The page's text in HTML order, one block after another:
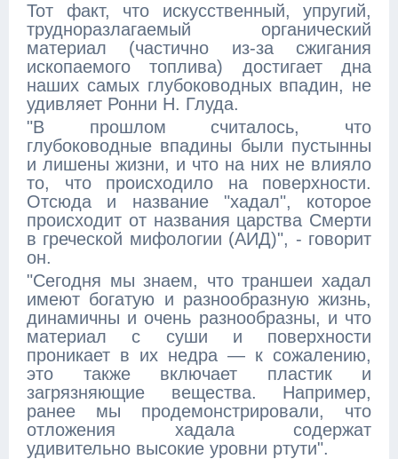
Тот факт, что искусственный, упругий,
трудноразлагаемый органический
материал (частично из-за сжигания
ископаемого топлива) достигает дна
наших самых глубоководных впадин, не
удивляет Ронни Н. Глуда.
"В прошлом считалось, что
глубоководные впадины были пустынны
и лишены жизни, и что на них не влияло
то, что происходило на поверхности.
Отсюда и название "хадал", которое
происходит от названия царства Смерти
в греческой мифологии (АИД)", - говорит
он.
"Сегодня мы знаем, что траншеи хадал
имеют богатую и разнообразную жизнь,
динамичны и очень разнообразны, и что
материал с суши и поверхности
проникает в их недра — к сожалению,
это также включает пластик и
загрязняющие вещества. Например,
ранее мы продемонстрировали, что
отложения хадала содержат
удивительно высокие уровни ртути".